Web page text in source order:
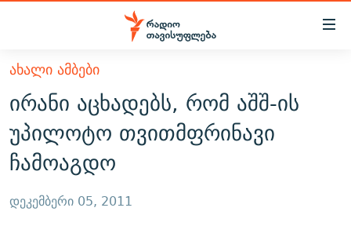
Accessibility
მთავარ
შინაარსზე
დაბრუნება
მთავარ
ნავიგაციაზე
დაბრუნება
ძიებაზე
ᲐᲮᲐᲚᲘ ᲐᲛᲑᲔᲑᲘ
ᲗᲔᲛᲔᲑᲘ
ᲞᲝᲚᲘᲢᲘᲙᲐ
ᲔᲙᲝᲜᲝᲛᲘᲙᲐ
ᲡᲐᲖᲝᲒᲐᲓᲝᲔᲑᲐ
ᲕᲘᲓᲔᲝ
ᲑᲚᲝᲒᲔᲑᲘ
ᲞᲝᲓᲙᲐᲡᲢᲔᲑᲘ
ᲐᲮᲐᲚᲘ ᲐᲛᲑᲔᲑᲘ
ირანი აცხადებს, რომ აშშ-ის
უპილოტო თვითმფრინავი
ჩამოაგდო
დეკემბერი 05, 2011